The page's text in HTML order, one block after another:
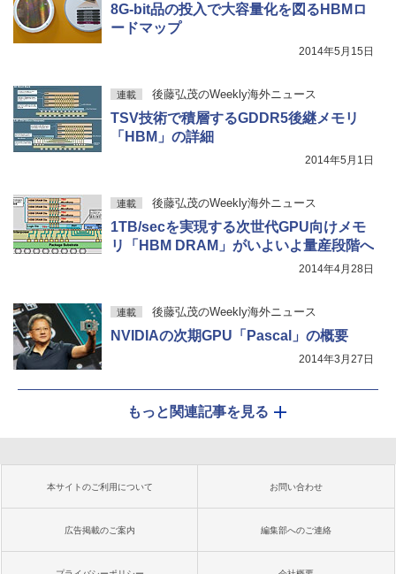
8G-bit品の投入で大容量化を図るHBMロ
ードマップ
2014年5月15日
連載 後藤弘茂のWeekly海外ニュース
TSV技術で積層するGDDR5後継メモリ
「HBM」の詳細
2014年5月1日
連載 後藤弘茂のWeekly海外ニュース
1TB/secを実現する次世代GPU向けメモ
リ「HBM DRAM」がいよいよ量産段階へ
2014年4月28日
連載 後藤弘茂のWeekly海外ニュース
NVIDIAの次期GPU「Pascal」の概要
2014年3月27日
もっと関連記事を見る
本サイトのご利用について お問い合わせ
広告掲載のご案内 編集部へのご連絡